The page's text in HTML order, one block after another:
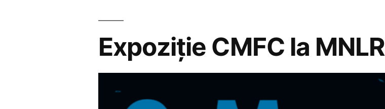
Expoziție CMFC la MNLR